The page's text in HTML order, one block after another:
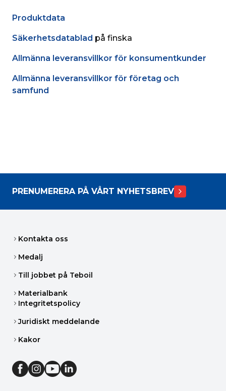
Produktdata
Säkerhetsdatablad på finska
Allmänna leveransvillkor för konsumentkunder
Allmänna leveransvillkor för företag och
samfund
PRENUMERERA PÅ VÅRT NYHETSBREV
Kontakta oss
Medalj
Till jobbet på Teboil
Materialbank
Integritetspolicy
Juridiskt meddelande
Kakor